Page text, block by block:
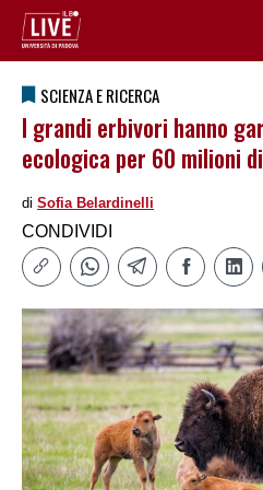
SCIENZA E RICERCA
I grandi erbivori hanno
ecologica per 60 milioni
di Sofia Belardinelli
CONDIVIDI